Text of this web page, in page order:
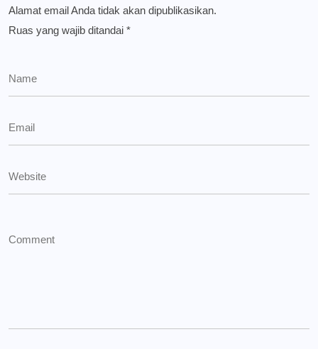
Alamat email Anda tidak akan dipublikasikan.
Ruas yang wajib ditandai *